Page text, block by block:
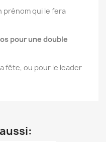
prénom qui le fera
pour une double
fête, ou pour le leader